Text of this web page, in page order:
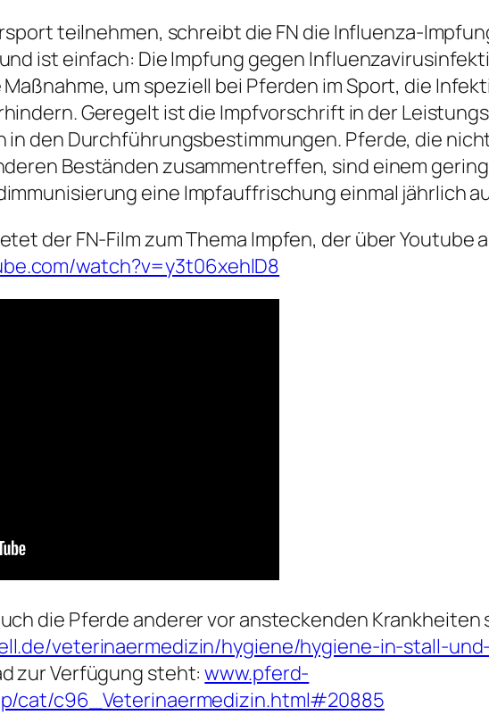
teilnehmen, schreibt die FN die Influenza-
ist einfach: Die Impfung gegen
um speziell bei Pferden im Sport, die
Geregelt ist die Impfvorschrift in der
in den Durchführungsbestimmungen. Pferde, die
Beständen zusammentreffen, sind einem
eine Impfauffrischung einmal jährlich
der FN-Film zum Thema Impfen, der über
watch?v=y3t06xehlD8
die Pferde anderer vor ansteckenden
veterinaermedizin/hygiene/hygiene-in-stall-
zur Verfügung steht:www.pferd-
cat/c96_Veterinaermedizin.html#20885